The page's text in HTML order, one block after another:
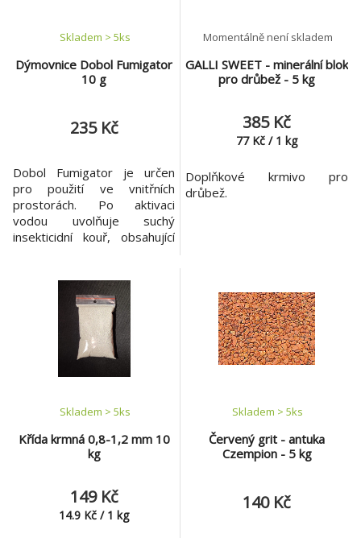
Dýmovnice Dobol Fumigator
10 g
Skladem > 5ks
235 Kč
Dobol Fumigator je určen
pro použití ve vnitřních
prostorách. Po aktivaci
vodou uvolňuje suchý
insekticidní kouř, obsahující
všech částí ošetřovaných
prostor, kde hubí všechny
druhy létajícího a lezoucího
hmyzu. Lezoucí hmyz (šváby,
blechy, moli, brouci, pavouci,
mravenci): jeden
GALLI SWEET - minerální blok
pro drůbež - 5 kg
Momentálně není skladem
385 Kč
77 Kč / 1 kg
Doplňkové krmivo pro
drůbež.
Křída krmná 0,8-1,2 mm 10
kg
Skladem > 5ks
149 Kč
14.9 Kč / 1 kg
Červený grit - antuka
Czempion - 5 kg
Skladem > 5ks
140 Kč